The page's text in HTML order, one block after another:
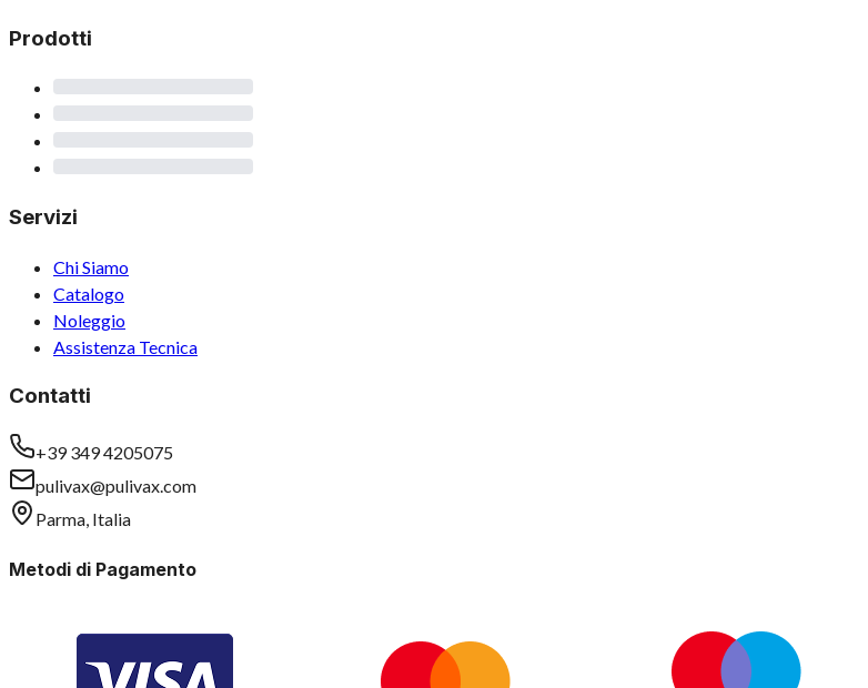
Prodotti
Servizi
Chi Siamo
Catalogo
Noleggio
Assistenza Tecnica
Contatti
+39 349 4205075
pulivax@pulivax.com
Parma, Italia
Metodi di Pagamento